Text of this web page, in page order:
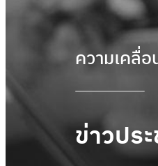
ความเคลื่
ข่าวปร